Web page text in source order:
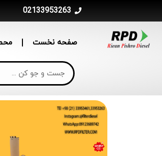
02133953263
صفحه نخست